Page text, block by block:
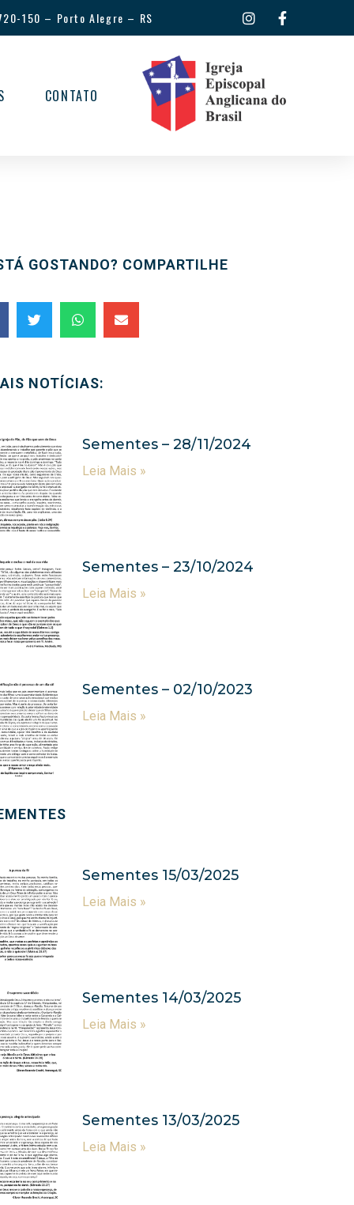
150 – Porto Alegre – RS
CONTATO
GOSTANDO? COMPARTILHE
NOTÍCIAS:
Sementes – 28/11/2024
Leia Mais »
Sementes – 23/10/2024
Leia Mais »
Sementes – 02/10/2023
Leia Mais »
Sementes 15/03/2025
Leia Mais »
Sementes 14/03/2025
Leia Mais »
Sementes 13/03/2025
Leia Mais »